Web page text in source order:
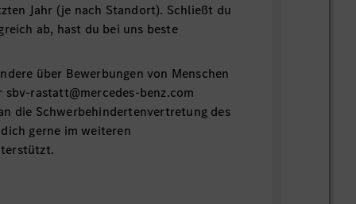
Jahr (je nach Standort). Schließt du
ab, hast du bei uns beste
über Bewerbungen von Menschen
rastatt@mercedes-benz.com
die Schwerbehindertenvertretung des
gerne im weiteren